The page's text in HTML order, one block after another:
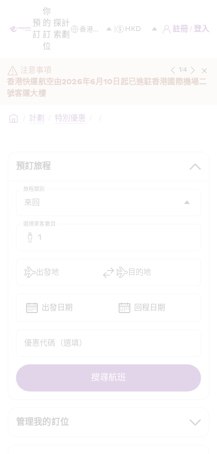
預
訂
你
的
訂
位
探
索
計
劃
註冊 / 登入
注意事項
香港快運航空由2026年6月10日起已進駐香港國際機場二
號客運大樓
1/4
/ 計劃 / 特別優惠 / /
預訂旅程
管理我的訂位
旅程類別
選擇乘客數目
1
優惠代碼（選填）
出發地 目的地
出發日期 回程日期
搜尋航班